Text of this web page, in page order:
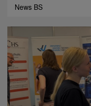
News BS